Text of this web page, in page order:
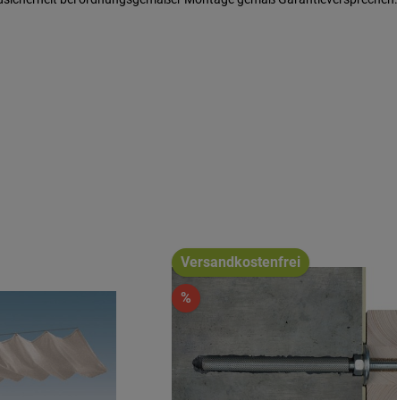
Versandkostenfrei
%